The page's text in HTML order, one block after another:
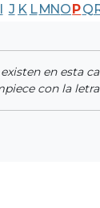
I J K LMNOPQ
en esta
con la